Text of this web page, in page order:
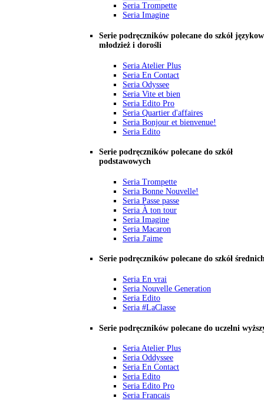
Seria Trompette
Seria Imagine
Serie podręczników polecane do szkół
młodzież i dorośli
Seria Atelier Plus
Seria En Contact
Seria Odyssee
Seria Vite et bien
Seria Edito Pro
Seria Quartier d'affaires
Seria Bonjour et bienvenue!
Seria Edito
Serie podręczników polecane do szkół
podstawowych
Seria Trompette
Seria Bonne Nouvelle!
Seria Passe passe
Seria À ton tour
Seria Imagine
Seria Macaron
Seria J'aime
Serie podręczników polecane do szkół
Seria En vrai
Seria Nouvelle Generation
Seria Edito
Seria #LaClasse
Serie podręczników polecane do uczelni
Seria Atelier Plus
Seria Oddyssee
Seria En Contact
Seria Edito
Seria Edito Pro
Seria Francais